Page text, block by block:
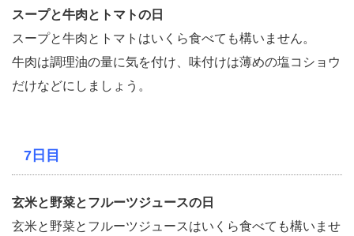
スープと牛肉とトマトの日
スープと牛肉とトマトはいくら食べても構いません。
牛肉は調理油の量に気を付け、味付けは薄めの塩コショウ
だけなどにしましょう。
7日目
玄米と野菜とフルーツジュースの日
玄米と野菜とフルーツジュースはいくら食べても構いませ